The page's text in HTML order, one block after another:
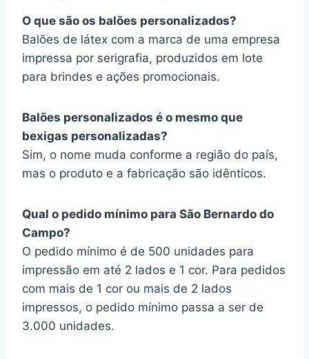
O que são os balões personalizados?
Balões de látex com a marca de uma empresa
impressa por serigrafia, produzidos em lote
para brindes e ações promocionais.
Balões personalizados é o mesmo que
bexigas personalizadas?
Sim, o nome muda conforme a região do país,
mas o produto e a fabricação são idênticos.
Qual o pedido mínimo para São Bernardo do
Campo?
O pedido mínimo é de 500 unidades para
impressão em até 2 lados e 1 cor. Para pedidos
com mais de 1 cor ou mais de 2 lados
impressos, o pedido mínimo passa a ser de
3.000 unidades.